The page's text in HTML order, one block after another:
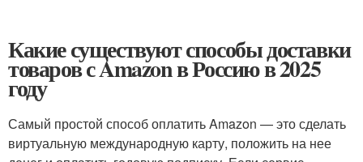
Какие существуют способы доставки
товаров с Amazon в Россию в 2025
году
Самый простой способ оплатить Amazon — это сделать
виртуальную международную карту, положить на нее